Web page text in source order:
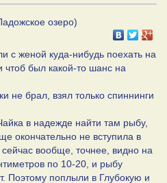
озеро)
с женой куда-нибудь поехать на
чтоб был какой-то шанс на
не брал, взял только спиннинги
в надежде найти там рыбу,
окончательно не вступила в
вообще, точнее, видно на
по 10-20, и рыбу
Поэтому поплыли в Глубокую и